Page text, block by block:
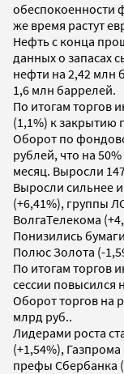
обеспокоенности
же время растут
Нефть с конца
данных о запасах
нефти на 2,42 млн
1,6 млн баррелей.
По итогам торгов
(1,1%) к закрытию
Оборот по
рублей, что на
месяц. Выросли
Выросли сильнее
(+6,41%), группы
ВолгаТелекома
Понизились
Полюс Золота (-
По итогам торгов
сессии повысился
Оборот торгов на
млрд руб..
Лидерами роста
(+1,54%),
префы Сбербанка